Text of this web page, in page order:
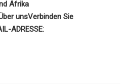
Afrika
unsVerbinden Sie
ADRESSE: